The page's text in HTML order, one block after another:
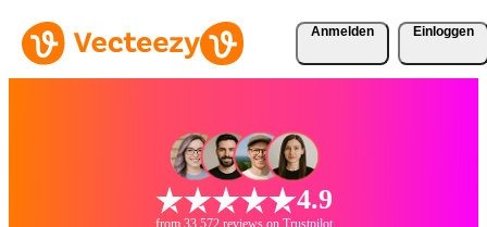
Anmelden Einloggen
4.9
from 33.572 reviews on Trustpilot